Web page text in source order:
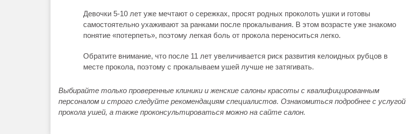
Девочки 5-10 лет уже мечтают о сережках, просят родных проколоть ушки и готовы
самостоятельно ухаживают за ранками после прокалывания. В этом возрасте уже знакомо
понятие «потерпеть», поэтому легкая боль от прокола переноситься легко.
Обратите внимание, что после 11 лет увеличивается риск развития келоидных рубцов в
месте прокола, поэтому с прокалываем ушей лучше не затягивать.
Выбирайте только проверенные клиники и женские салоны красоты с квалифицированным
персоналом и строго следуйте рекомендациям специалистов. Ознакомиться подробнее с услугой
прокола ушей, а также проконсультироваться можно на сайте салон.